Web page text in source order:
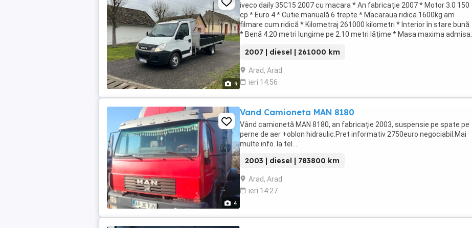
9
iveco daily 35C15 2007 cu macara * An fabricație 2007 * Motor 3.0 150
cp * Euro 4 * Cutie manuală 6 trepte * Macaraua ridica 1600kg am
filmare cum ridică * Kilometraj 261000 kilometri * Interior în stare bună
* Benă 4.20 metri lungime pe 2.10 metri lățime * Masa maxima admisa:
2007 | diesel | 261000 km
Arad, Arad
ieri 14:56
4
Vand Camioneta MAN 8180
Vând camionetă MAN 8180, an fabricație 2003, suspensie pe spate pe
perne de aer +oblon hidraulic.Pret informativ 2750euro negociabil.Mai
multe info. la tel. .
2003 | diesel | 783800 km
Arad, Arad
ieri 14:27